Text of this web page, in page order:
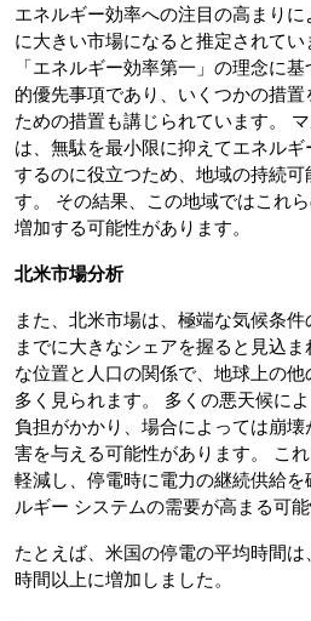
エネルギー効率への注目の高まり
に大きい市場になると推定されて
「エネルギー効率第一」の理念に
的優先事項であり、いくつかの措
ための措置も講じられています。
は、無駄を最小限に抑えてエネル
するのに役立つため、地域の持続
す。 その結果、この地域ではこれ
増加する可能性があります。
北米市場分析
また、北米市場は、極端な気候条
までに大きなシェアを握ると見込
な位置と人口の関係で、地球上の
多く見られます。 多くの悪天候に
負担がかかり、場合によっては崩
害を与える可能性があります。 こ
軽減し、停電時に電力の継続供給
ルギー システムの需要が高まる可能
たとえば、米国の停電の平均時間
時間以上に増加しました。